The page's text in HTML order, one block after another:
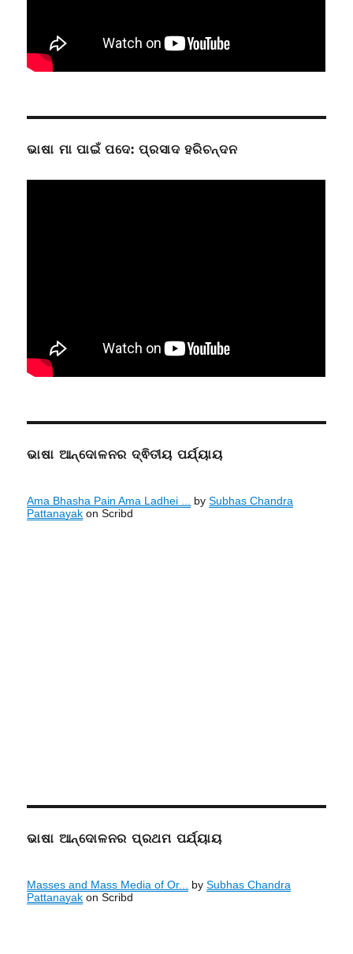
ଭାଷା ମା ପାଇଁ ପଦେ: ପ୍ରସାଦ ହରିଚନ୍ଦନ
ଭାଷା ଆନ୍ଦୋଳନର ଦ୍ଵିତୀୟ ପର୍ଯ୍ୟାୟ
Ama Bhasha Pain Ama Ladhei ... bySubhas Chandra
Pattanayak on Scribd
ଭାଷା ଆନ୍ଦୋଳନର ପ୍ରଥମ ପର୍ଯ୍ୟାୟ
Masses and Mass Media of Or... bySubhas Chandra
Pattanayak on Scribd